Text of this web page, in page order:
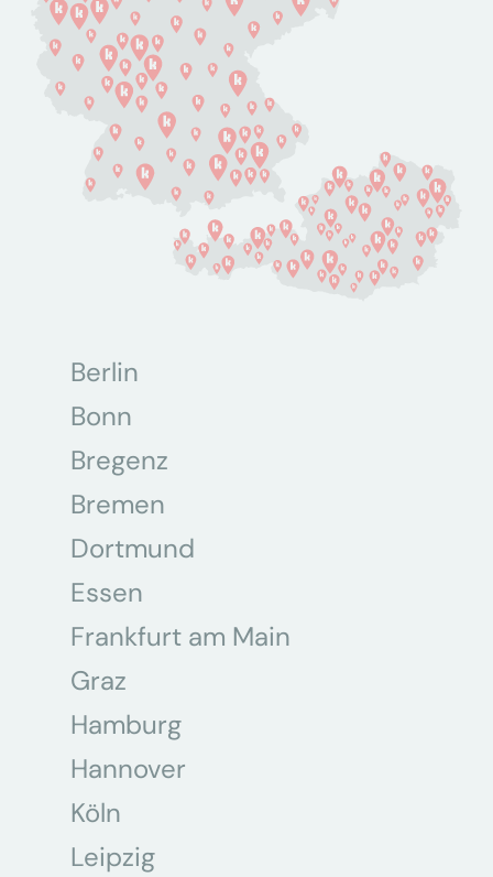
Berlin
Bonn
Bregenz
Bremen
Dortmund
Essen
Frankfurt am Main
Graz
Hamburg
Hannover
Köln
Leipzig